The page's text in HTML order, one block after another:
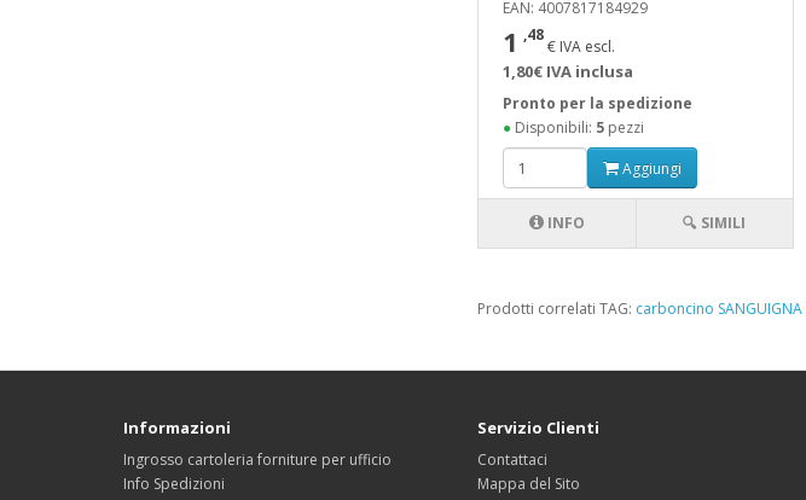
EAN: 4007817184929
1 ,48
€ IVA escl.
1,80€ IVA inclusa
Pronto per la spedizione
●Disponibili: 5pezzi
Aggiungi
INFO 🔍 SIMILI
Prodotti correlati TAG: carboncino SANGUIGNA
Informazioni
Ingrosso cartoleria forniture per ufficio
Info Spedizioni
Servizio Clienti
Contattaci
Mappa del Sito